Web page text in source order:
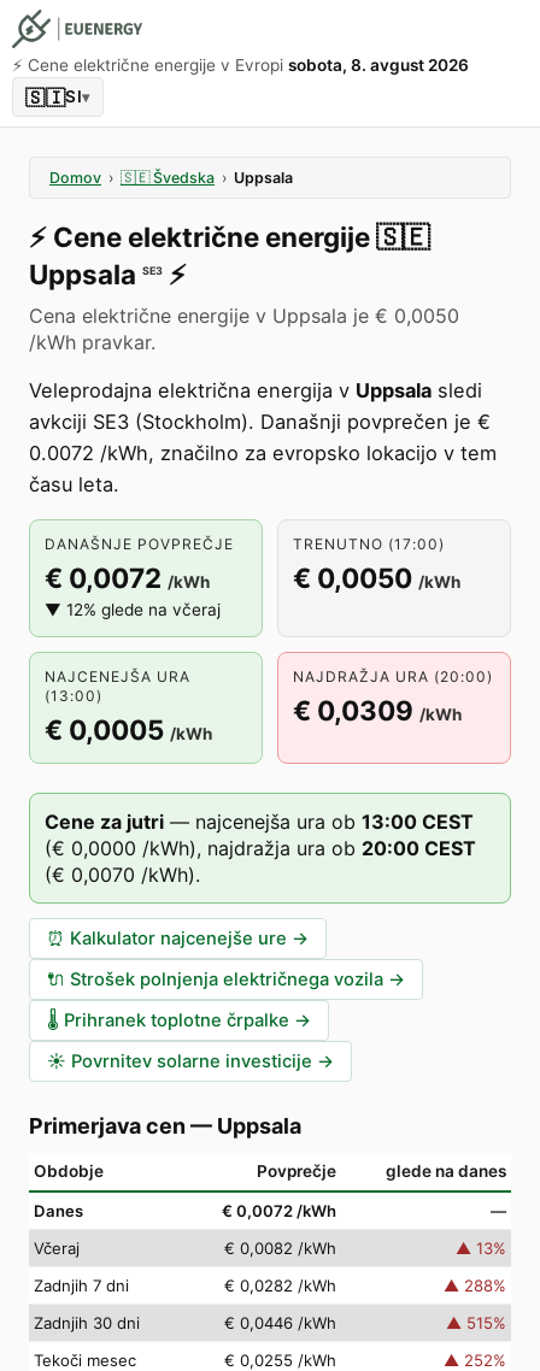
⚡️ Cene električne energije v Evropi sobota, 8. avgust 2026
🇸🇮SI▾
Domov › 🇸🇪 Švedska › Uppsala
⚡️ Cene električne energije🇸🇪
Uppsala SE3 ⚡️
Cena električne energije v Uppsala je € 0,0050
/kWh pravkar.
Veleprodajna električna energija v Uppsala sledi
avkciji SE3 (Stockholm). Današnji povprečen je €
0.0072 /kWh, značilno za evropsko lokacijo v tem
času leta.
DANAŠNJE POVPREČJE
€ 0,0072 /kWh
▼ 12% glede na včeraj
TRENUTNO (17:00)
€ 0,0050 /kWh
NAJCENEJŠA URA
(13:00)
€ 0,0005 /kWh
NAJDRAŽJA URA (20:00)
€ 0,0309 /kWh
Cene za jutri — najcenejša ura ob 13:00 CEST
(€ 0,0000 /kWh), najdražja ura ob 20:00 CEST
(€ 0,0070 /kWh).
⏰ Kalkulator najcenejše ure →
🔌 Strošek polnjenja električnega vozila →
🌡️ Prihranek toplotne črpalke →
☀️ Povrnitev solarne investicije →
Primerjava cen — Uppsala
Obdobje Povprečje glede na danes
Danes € 0,0072 /kWh
—
Včeraj
€ 0,0082 /kWh ▲ 13%
Zadnjih 7 dni
€ 0,0282 /kWh ▲ 288%
Zadnjih 30 dni
€ 0,0446 /kWh ▲ 515%
Tekoči mesec
€ 0,0255 /kWh ▲ 252%